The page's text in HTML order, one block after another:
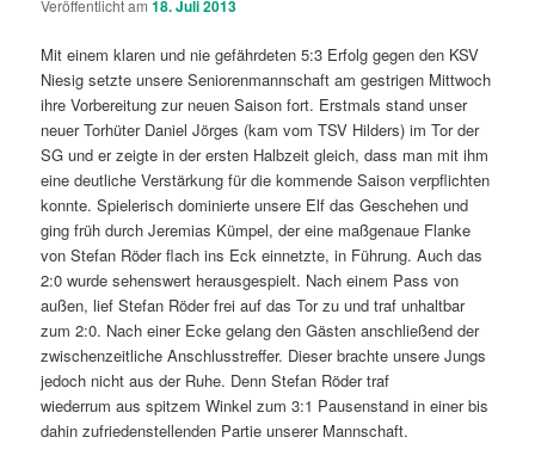
Veröffentlicht am18. Juli 2013
Mit einem klaren und nie gefährdeten 5:3 Erfolg gegen den KSV
Niesig setzte unsere Seniorenmannschaft am gestrigen Mittwoch
ihre Vorbereitung zur neuen Saison fort. Erstmals stand unser
neuer Torhüter Daniel Jörges (kam vom TSV Hilders) im Tor der
SG und er zeigte in der ersten Halbzeit gleich, dass man mit ihm
eine deutliche Verstärkung für die kommende Saison verpflichten
konnte. Spielerisch dominierte unsere Elf das Geschehen und
ging früh durch Jeremias Kümpel, der eine maßgenaue Flanke
von Stefan Röder flach ins Eck einnetzte, in Führung. Auch das
2:0 wurde sehenswert herausgespielt. Nach einem Pass von
außen, lief Stefan Röder frei auf das Tor zu und traf unhaltbar
zum 2:0. Nach einer Ecke gelang den Gästen anschließend der
zwischenzeitliche Anschlusstreffer. Dieser brachte unsere Jungs
jedoch nicht aus der Ruhe. Denn Stefan Röder traf
wiederrum aus spitzem Winkel zum 3:1 Pausenstand in einer bis
dahin zufriedenstellenden Partie unserer Mannschaft.